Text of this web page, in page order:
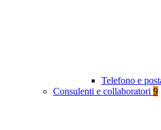
Telefono e
Consulenti e collaboratori 9